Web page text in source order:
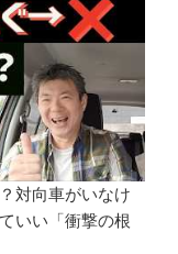
対向車がいなけ
いい「衝撃の根